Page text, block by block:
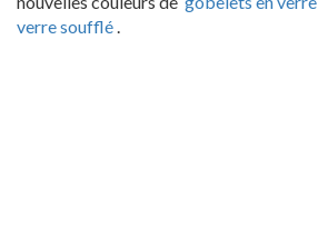
verre soufflé